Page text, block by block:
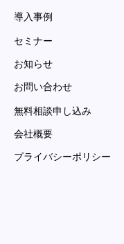
導入事例
セミナー
お知らせ
お問い合わせ
無料相談申し込み
会社概要
プライバシーポリシー